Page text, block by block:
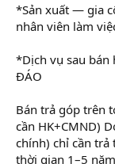
*Sản xuất — gia
nhân viên làm
*Dịch vụ sau bán
ĐÁO
Bán trả góp trên
cần HK+CMND)
chính) chỉ cần trả
thời gian 1–5